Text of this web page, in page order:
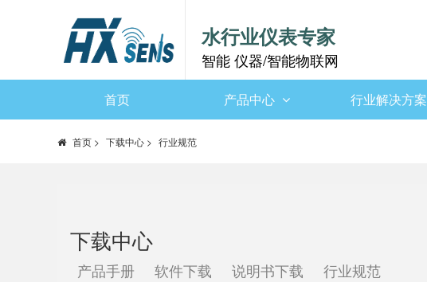
水行业仪表专家
智能 仪器/智能物联网
首页 产品中心 行业解决方案
首页 > 下载中心 > 行业规范
下载中心
产品手册 软件下载 说明书下载 行业规范